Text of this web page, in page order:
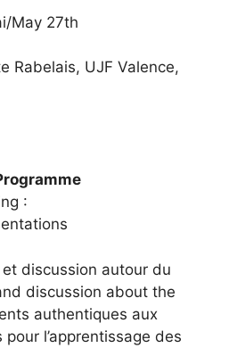
May 27th
Rabelais, UJF Valence,
:
discussion autour du
discussion about the
authentiques aux
l’apprentissage des